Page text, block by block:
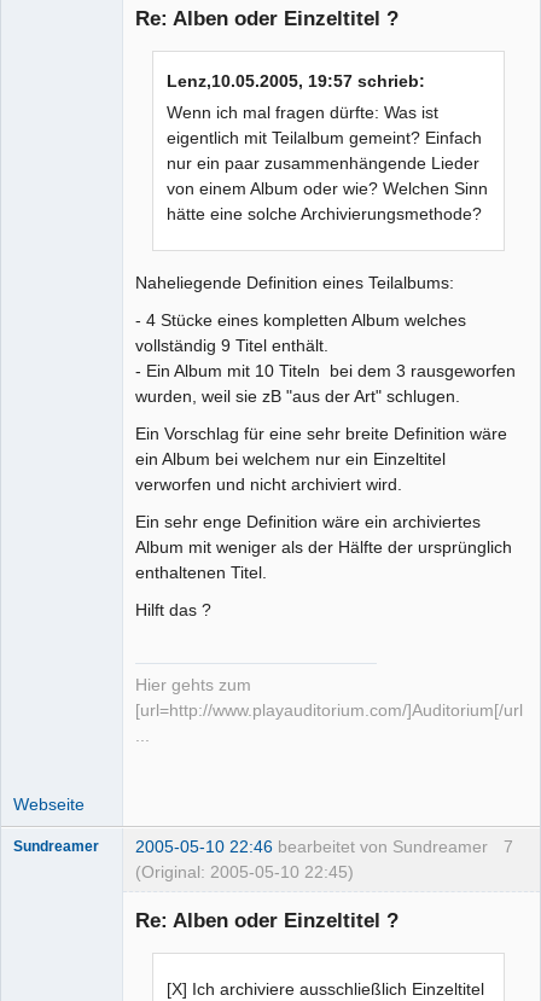
Re: Alben oder Einzeltitel ?
Lenz,10.05.2005, 19:57 schrieb:
Wenn ich mal fragen dürfte: Was ist
eigentlich mit Teilalbum gemeint? Einfach
nur ein paar zusammenhängende Lieder
von einem Album oder wie? Welchen Sinn
hätte eine solche Archivierungsmethode?
Naheliegende Definition eines Teilalbums:
- 4 Stücke eines kompletten Album welches
vollständig 9 Titel enthält.
- Ein Album mit 10 Titeln bei dem 3 rausgeworfen
wurden, weil sie zB "aus der Art" schlugen.
Ein Vorschlag für eine sehr breite Definition wäre
ein Album bei welchem nur ein Einzeltitel
verworfen und nicht archiviert wird.
Ein sehr enge Definition wäre ein archiviertes
Album mit weniger als der Hälfte der ursprünglich
enthaltenen Titel.
Hilft das ?
Hier gehts zum
[url=http://www.playauditorium.com/]Auditorium[/url]
Webseite
7
Sundreamer 2005-05-10 22:46 bearbeitet von Sundreamer
(Original: 2005-05-10 22:45)
Re: Alben oder Einzeltitel ?
[X] Ich archiviere ausschließlich Einzeltitel